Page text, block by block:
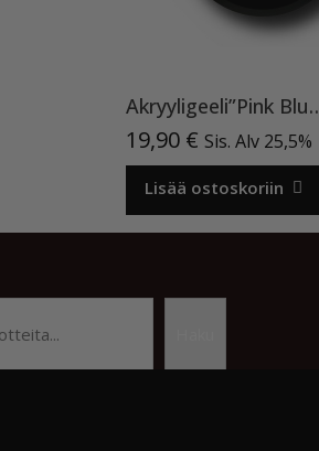
19,90 € Sis. Alv 25,5%
Lisää ostoskoriin